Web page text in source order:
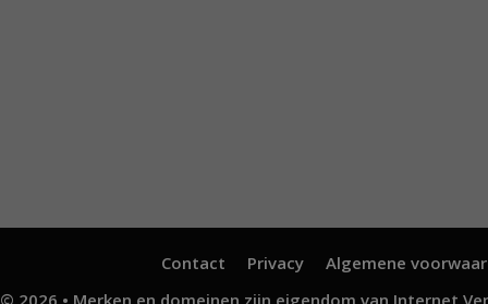
Contact Privacy Algemene